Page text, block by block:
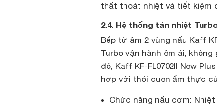
thất thoát nhiệt và tiết kiệm
2.4. Hệ thống tản nhiệt
Bếp từ âm 2 vùng nấu Kaff
Turbo vận hành êm ái,
đó, Kaff KF-FL0702II New
hợp với thói quen ẩm thực
Chức năng nấu cơm: